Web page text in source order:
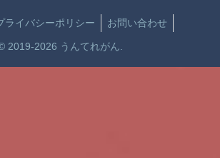
ライバシーポリシー お問い合わせ
2019-2026 うんてれがん.